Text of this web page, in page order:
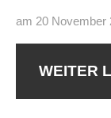
am 20 November
WEITER